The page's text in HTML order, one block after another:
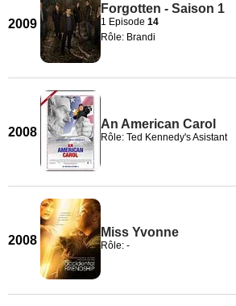
2009
Forgotten - Saison 1
1 Episode 14
Rôle: Brandi
2008
An American Carol
Rôle: Ted Kennedy's Asistant
2008
Miss Yvonne
Rôle: -